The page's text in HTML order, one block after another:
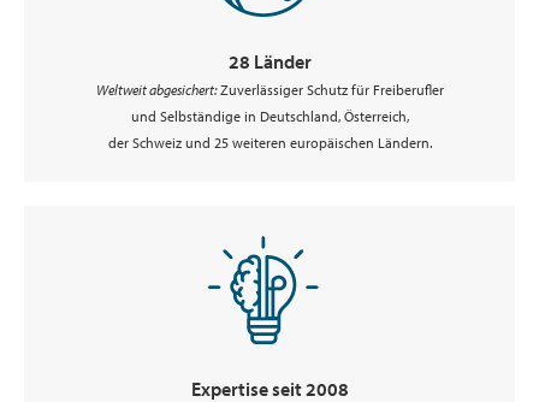
28 Länder
Weltweit abgesichert:Zuverlässiger Schutz für Freiberufler
und Selbständige in Deutschland, Österreich,
der Schweiz und 25 weiteren europäischen Ländern.
Expertise seit 2008